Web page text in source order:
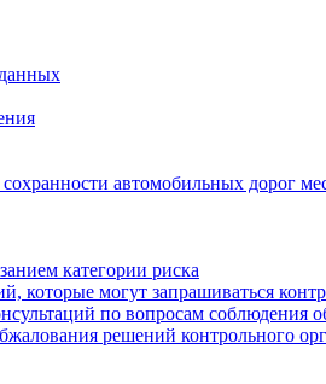
автомобильных дорог
категории риска
которые могут запрашиваться
по вопросам соблюдения
решений контрольного